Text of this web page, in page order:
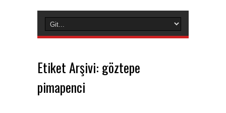
Etiket Arşivi: göztepe
pimapenci